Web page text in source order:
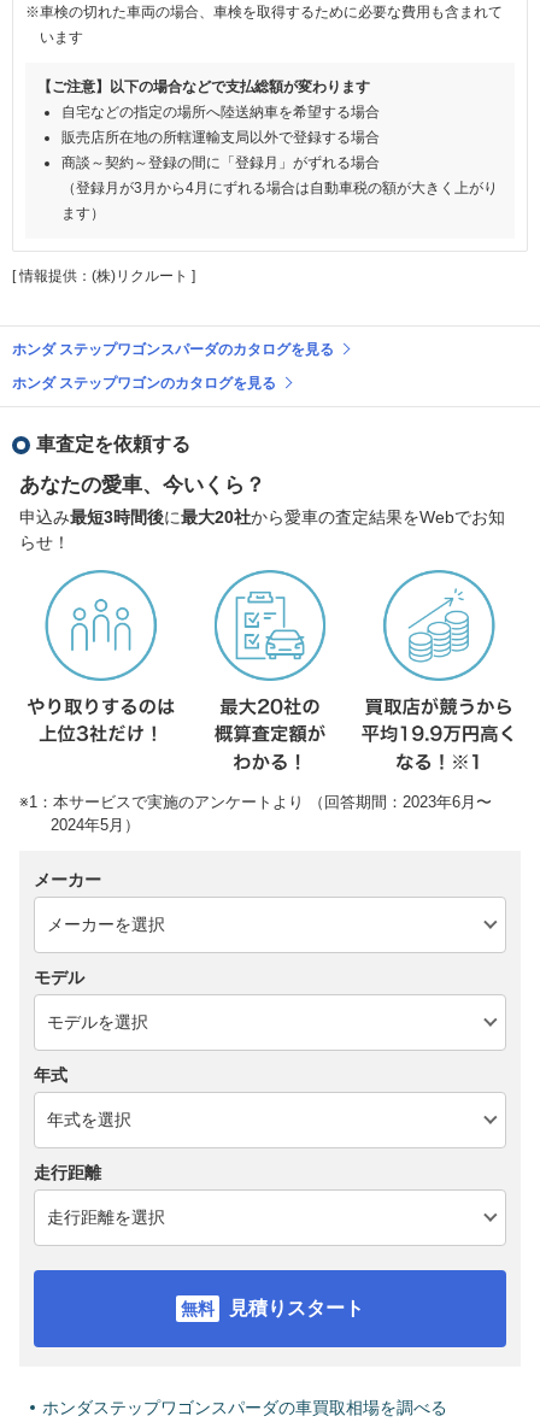
※車検の切れた車両の場合、車検を取得するために必要な費用も含まれて
います
【ご注意】以下の場合などで支払総額が変わります
自宅などの指定の場所へ陸送納車を希望する場合
販売店所在地の所轄運輸支局以外で登録する場合
商談～契約～登録の間に「登録月」がずれる場合
（登録月が3月から4月にずれる場合は自動車税の額が大きく上がり
ます）
[ 情報提供：(株)リクルート ]
ホンダ ステップワゴンスパーダのカタログを見る
ホンダ ステップワゴンのカタログを見る
車査定を依頼する
あなたの愛車、今いくら？
申込み最短3時間後に最大20社から愛車の査定結果をWebでお知
らせ！
※1：本サービスで実施のアンケートより （回答期間：2023年6月〜
2024年5月）
メーカー
モデル
年式
走行距離
見積りスタート
ホンダステップワゴンスパーダの車買取相場を調べる